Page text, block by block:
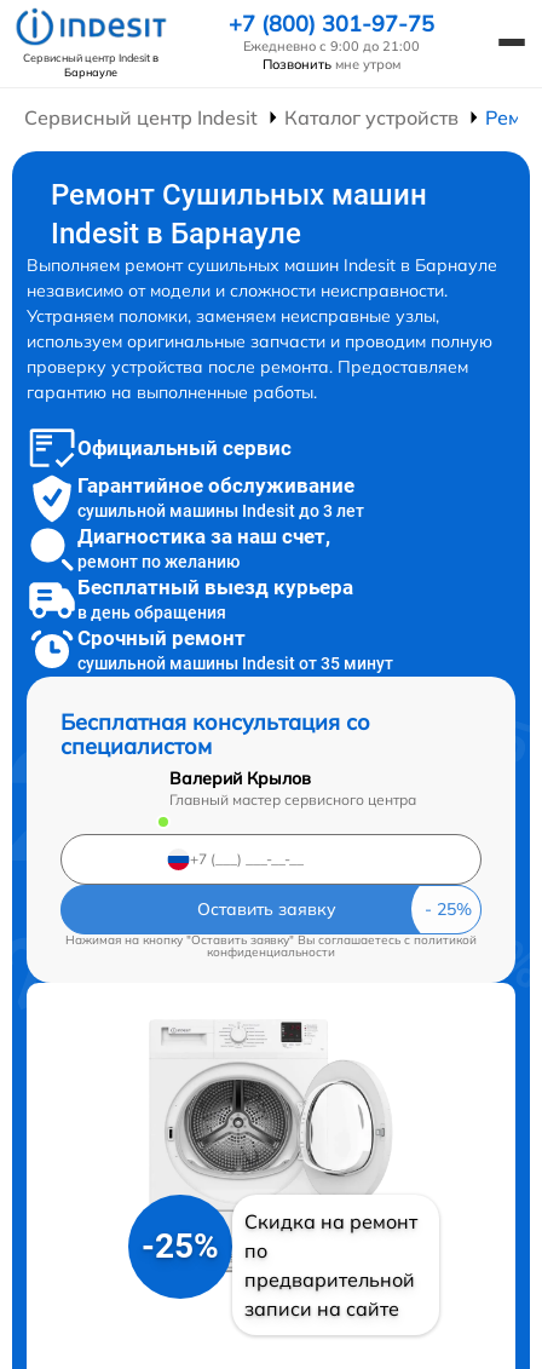
Сервисный центр Indesitв
Барнауле
+7 (800) 301-97-75
Ежедневно с 9:00 до 21:00
Позвонить мне утром
Сервисный центр Indesit Каталог устройств
Ремонт Сушильных машин
Indesit в Барнауле
Выполняем ремонт сушильных машин Indesit в Барнауле
независимо от модели и сложности неисправности.
Устраняем поломки, заменяем неисправные узлы,
используем оригинальные запчасти и проводим полную
проверку устройства после ремонта. Предоставляем
гарантию на выполненные работы.
Официальный сервис
Гарантийное обслуживание
сушильной машины Indesit до 3 лет
Диагностика за наш счет,
ремонт по желанию
Бесплатный выезд курьера
в день обращения
Срочный ремонт
сушильной машины Indesit от 35 минут
Бесплатная консультация со
специалистом
Валерий Крылов
Главный мастер сервисного центра
Оставить заявку
Нажимая на кнопку "Оставить заявку" Вы соглашаетесь cполитикой
конфиденциальности
-25%
Скидка на ремонт
по
предварительной
записи на сайте